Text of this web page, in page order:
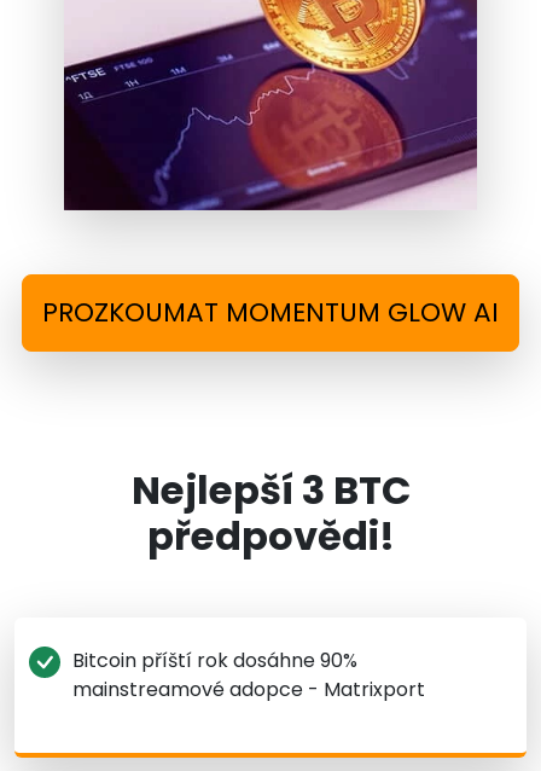
PROZKOUMAT MOMENTUM GLOW AI
Nejlepší 3 BTC
předpovědi!
Bitcoin příští rok dosáhne 90%
mainstreamové adopce - Matrixport